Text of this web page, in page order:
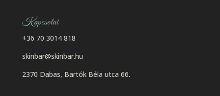
Kapcsolat
+36 70 3014 818
skinbar@skinbar.hu
2370 Dabas, Bartók Béla utca 66.